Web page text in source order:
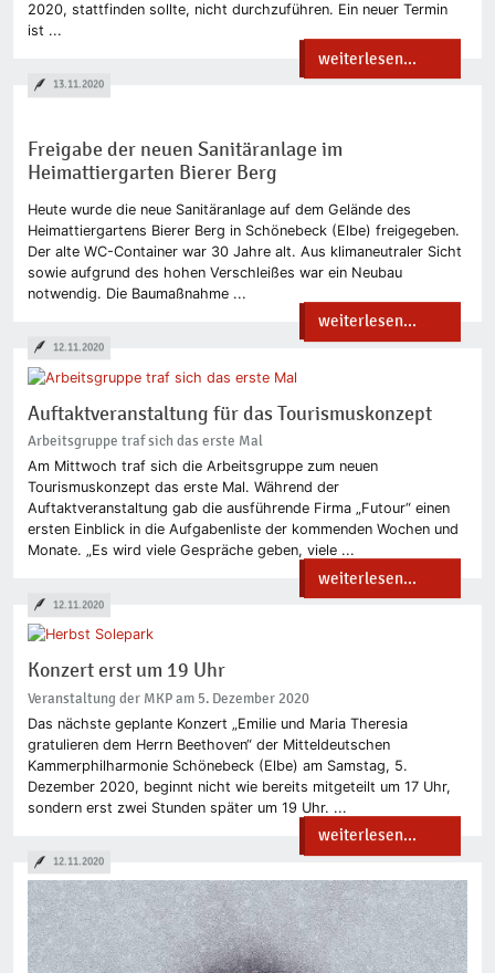
2020, stattfinden sollte, nicht durchzuführen. Ein neuer Termin
ist ...
weiterlesen...
Freigabe der neuen Sanitäranlage im
Heimattiergarten Bierer Berg
Heute wurde die neue Sanitäranlage auf dem Gelände des
Heimattiergartens Bierer Berg in Schönebeck (Elbe) freigegeben.
Der alte WC-Container war 30 Jahre alt. Aus klimaneutraler Sicht
sowie aufgrund des hohen Verschleißes war ein Neubau
notwendig. Die Baumaßnahme ...
weiterlesen...
13.11.2020
Auftaktveranstaltung für das Tourismuskonzept
Arbeitsgruppe traf sich das erste Mal
Am Mittwoch traf sich die Arbeitsgruppe zum neuen
Tourismuskonzept das erste Mal. Während der
Auftaktveranstaltung gab die ausführende Firma „Futour“ einen
ersten Einblick in die Aufgabenliste der kommenden Wochen und
Monate. „Es wird viele Gespräche geben, viele ...
weiterlesen...
12.11.2020
Konzert erst um 19 Uhr
Veranstaltung der MKP am 5. Dezember 2020
Das nächste geplante Konzert „Emilie und Maria Theresia
gratulieren dem Herrn Beethoven“ der Mitteldeutschen
Kammerphilharmonie Schönebeck (Elbe) am Samstag, 5.
Dezember 2020, beginnt nicht wie bereits mitgeteilt um 17 Uhr,
sondern erst zwei Stunden später um 19 Uhr. ...
weiterlesen...
12.11.2020
12.11.2020